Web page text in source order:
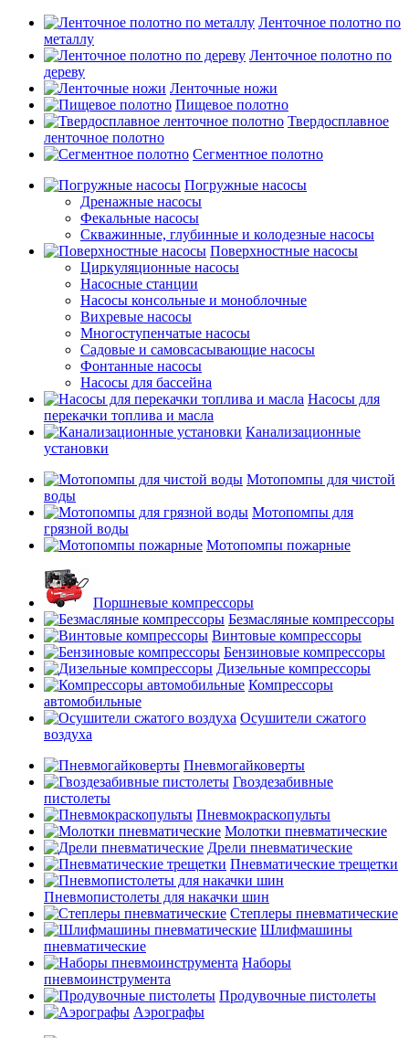
Ленточное полотно по
металлу
Ленточное полотно по
дереву
Ленточные ножи
Пищевое полотно
Твердосплавное
ленточное полотно
Сегментное полотно
Погружные насосы
Дренажные насосы
Фекальные насосы
Скважинные, глубинные и колодезные насосы
Поверхностные насосы
Циркуляционные насосы
Насосные станции
Насосы консольные и моноблочные
Вихревые насосы
Многоступенчатые насосы
Садовые и самовсасывающие насосы
Фонтанные насосы
Насосы для бассейна
Насосы для
перекачки топлива и масла
Канализационные
установки
Мотопомпы для чистой
воды
Мотопомпы для
грязной воды
Мотопомпы пожарные
Поршневые компрессоры
Безмасляные компрессоры
Винтовые компрессоры
Бензиновые компрессоры
Дизельные компрессоры
Компрессоры
автомобильные
Осушители сжатого
воздуха
Пневмогайковерты
Гвоздезабивные
пистолеты
Пневмокраскопульты
Молотки пневматические
Дрели пневматические
Пневматические трещетки
Пневмопистолеты для накачки шин
Степлеры пневматические
Шлифмашины
пневматические
Наборы
пневмоинструмента
Продувочные пистолеты
Аэрографы